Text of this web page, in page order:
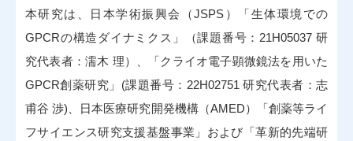
本研究は、日本学術振興会（JSPS）「生体環境での
GPCRの構造ダイナミクス」（課題番号：21H05037 研
究代表者：濡木 理）、「クライオ電子顕微鏡法を用いた
GPCR創薬研究」(課題番号：22H02751 研究代表者：志
甫谷 渉)、日本医療研究開発機構（AMED）「創薬等ライ
フサイエンス研究支援基盤事業」および「革新的先端研